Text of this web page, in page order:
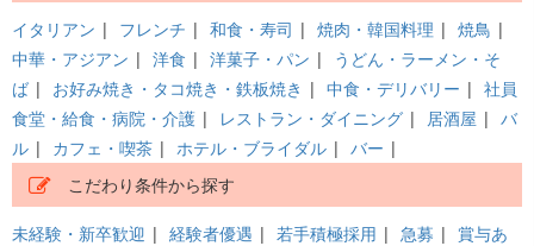
イタリアン | フレンチ | 和食・寿司 | 焼肉・韓国料理 | 焼鳥 |
中華・アジアン | 洋食 | 洋菓子・パン |
うどん・ラーメン・そ
ば | お好み焼き・タコ焼き・鉄板焼き | 中食・デリバリー | 社員
食堂・給食・病院・介護 | レストラン・ダイニング | 居酒屋 | バ
ル | カフェ・喫茶 | ホテル・ブライダル | バー |
こだわり条件から探す
未経験・新卒歓迎 | 経験者優遇 | 若手積極採用 | 急募 | 賞与あ